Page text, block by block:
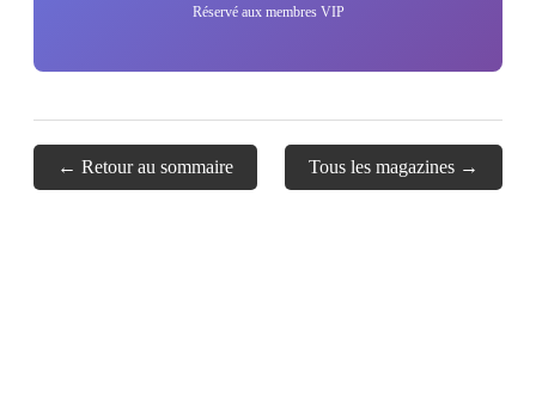
Réservé aux membres VIP
← Retour au sommaire Tous les magazines →